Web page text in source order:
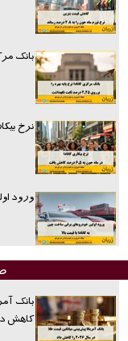
بانک
نرخ بیکاری
ورود
کاهش